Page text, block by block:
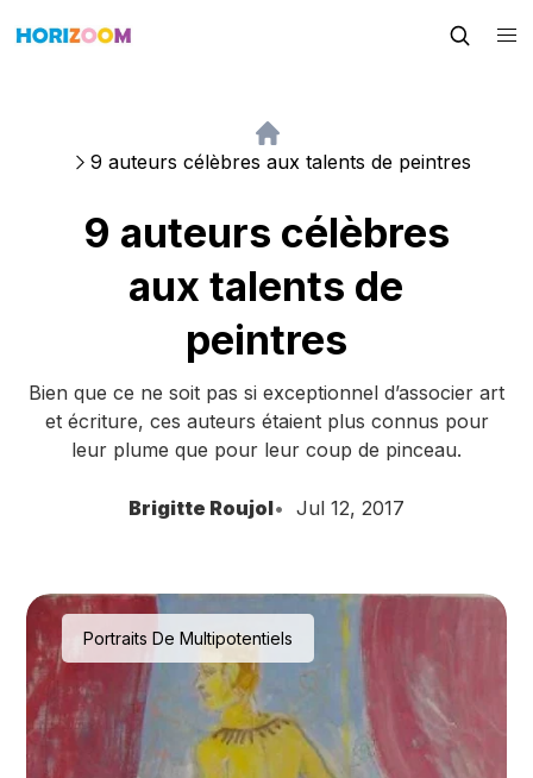
9 auteurs célèbres aux talents de peintres
9 auteurs célèbres
aux talents de
peintres
Bien que ce ne soit pas si exceptionnel d’associer art
et écriture, ces auteurs étaient plus connus pour
leur plume que pour leur coup de pinceau.
Brigitte Roujol Jul 12, 2017
Portraits De Multipotentiels